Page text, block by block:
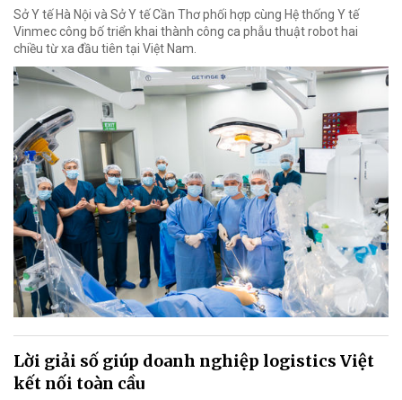
Sở Y tế Hà Nội và Sở Y tế Cần Thơ phối hợp cùng Hệ thống Y tế
Vinmec công bố triển khai thành công ca phẫu thuật robot hai
chiều từ xa đầu tiên tại Việt Nam.
Lời giải số giúp doanh nghiệp logistics Việt
kết nối toàn cầu